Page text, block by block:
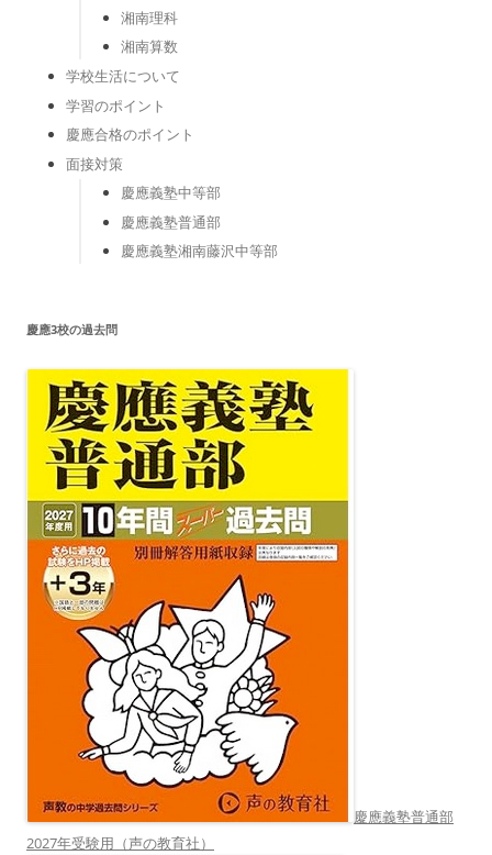
湘南理科
湘南算数
学校生活について
学習のポイント
慶應合格のポイント
面接対策
慶應義塾中等部
慶應義塾普通部
慶應義塾湘南藤沢中等部
慶應3校の過去問
慶應義塾普通部
2027年受験用（声の教育社）